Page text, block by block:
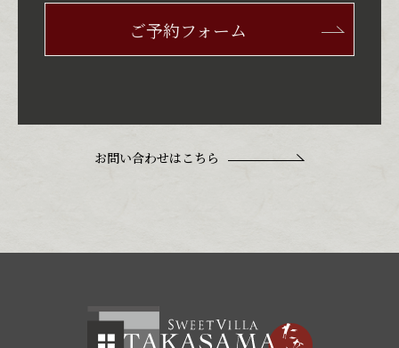
ご予約フォーム
お問い合わせはこちら